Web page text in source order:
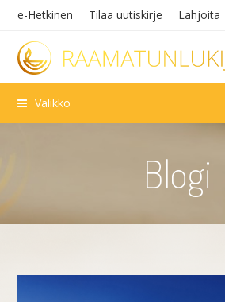
e-Hetkinen Tilaa uutiskirje Lahjoita
Valikko
Blogi